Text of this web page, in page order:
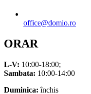
office@domio.ro
ORAR
L-V: 10:00-18:00;
Sambata: 10:00-14:00
Duminica: închis